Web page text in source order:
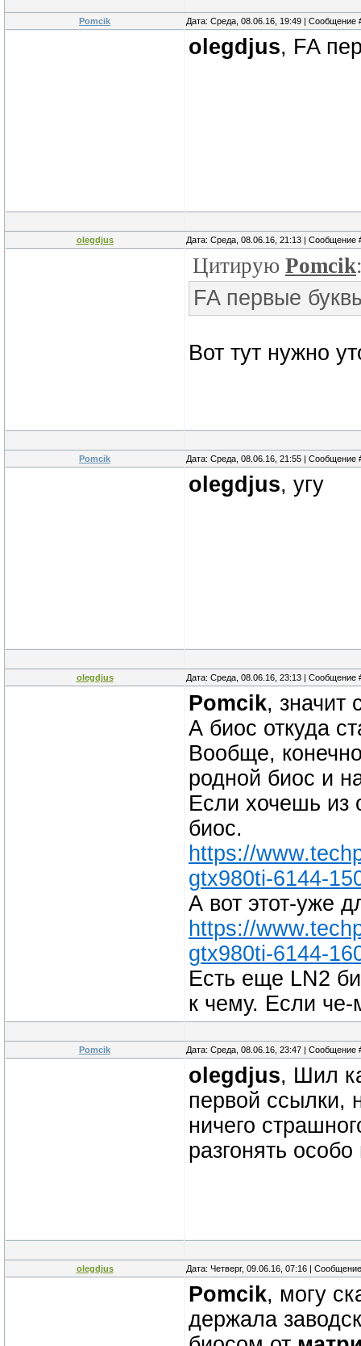
Pomcik Дата: Среда, 08.06.16, 19:49 | Сообщение
olegdjus, FA
olegdjus Дата: Среда, 08.06.16, 21:13 | Сообщение
Цитирую Pomcik
FA первые
Вот тут нужно
Pomcik Дата: Среда, 08.06.16, 21:55 | Сообщение
olegdjus, угу
olegdjus Дата: Среда, 08.06.16, 23:13 | Сообщение
Pomcik, значит
А биос откуда
Вообще,
родной биос и
Если хочешь из
биос.
https://
gtx980ti-6144-
А вот этот-уже
https://
gtx980ti-6144-
Есть еще LN2
к чему. Если че-
Pomcik Дата: Среда, 08.06.16, 23:47 | Сообщение
olegdjus, Шил
первой ссылки,
ничего
разгонять
olegdjus Дата: Четверг, 09.06.16, 07:16 |
Pomcik, могу
держала